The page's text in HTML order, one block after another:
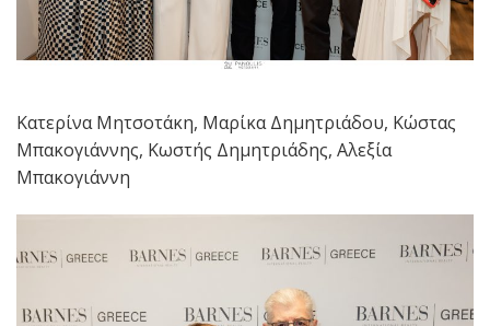
Κατερίνα Μητσοτάκη, Μαρίκα Δημητριάδου, Κώστας
Μπακογιάννης, Κωστής Δημητριάδης, Αλεξία
Μπακογιάννη